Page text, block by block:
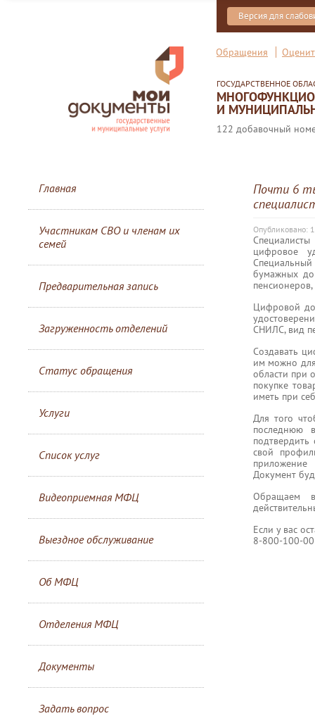
Версия для
Обращения
ГОСУДАРСТВЕННОЕ
И
122 добавочный
Главная
Участникам СВО и членам их
семей
Предварительная запись
Загруженность отделений
Статус обращения
Услуги
Список услуг
Видеоприемная МФЦ
Выездное обслуживание
Об МФЦ
Отделения МФЦ
Документы
Задать вопрос
Почти 6
Опубликовано:
цифровое
Специальный
бумажных
Цифровой
СНИЛС, вид
Создавать
им можно
области при
покупке
иметь при
Для того
последнюю
свой
приложение
Документ
Обращаем
Если у вас
8-800-100-